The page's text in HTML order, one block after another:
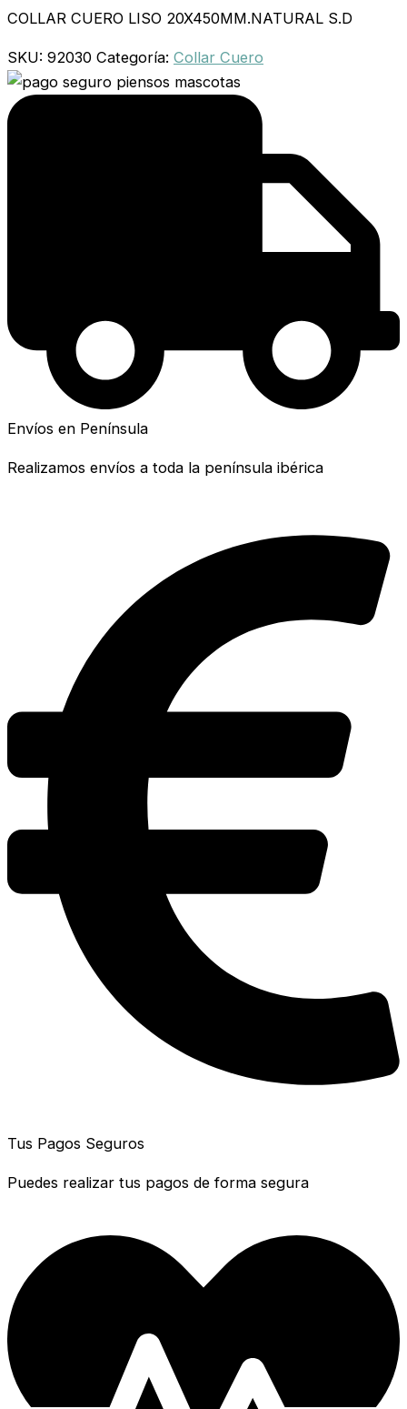
COLLAR CUERO LISO 20X450MM.NATURAL S.D
SKU: 92030 Categoría: Collar Cuero
Envíos en Península
Realizamos envíos a toda la península ibérica
Tus Pagos Seguros
Puedes realizar tus pagos de forma segura